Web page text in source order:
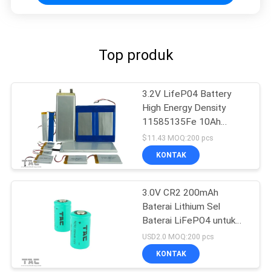
Top produk
3.2V LifeP04 Battery
High Energy Density
11585135Fe 10Ah
Lithium Iron Phosphate
$11.43 MOQ:200 pcs
KONTAK
3.0V CR2 200mAh
Baterai Lithium Sel
Baterai LiFePO4 untuk
Pena Meridian
USD2.0 MOQ:200 pcs
KONTAK